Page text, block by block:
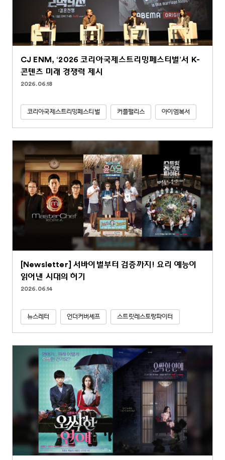
CJ ENM, ‘2026 코리아국제스트리밍페스티벌’서 K-
콘텐츠 미래 경쟁력 제시
2026.06.18
코리아국제스트리밍페스티벌 커플팰리스 아이엠복서
[Newsletter] 서바이벌부터 검증까지! 요리 예능이
읽어낸 시대의 허기
2026.06.14
뉴스레터 언더커버셰프 스트릿레스토랑파이터